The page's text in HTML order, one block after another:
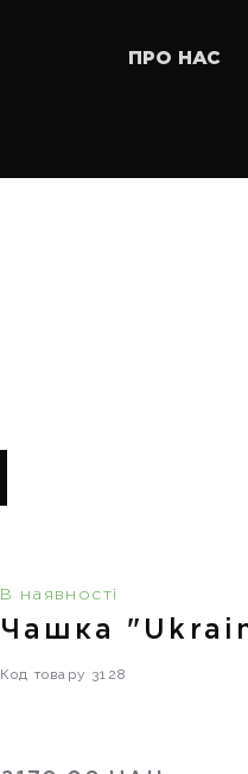
ПРО НАС
В наявності
Чашка
Код товару 3128